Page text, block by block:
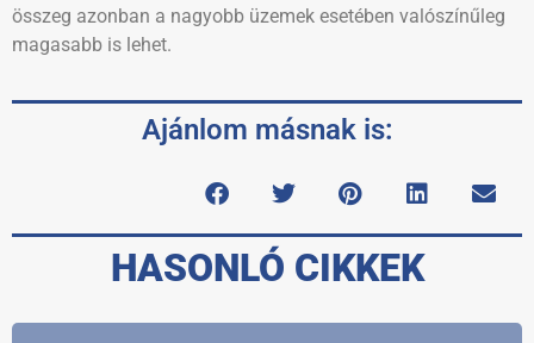
összeg azonban a nagyobb üzemek esetében valószínűleg
magasabb is lehet.
Ajánlom másnak is:
HASONLÓ CIKKEK